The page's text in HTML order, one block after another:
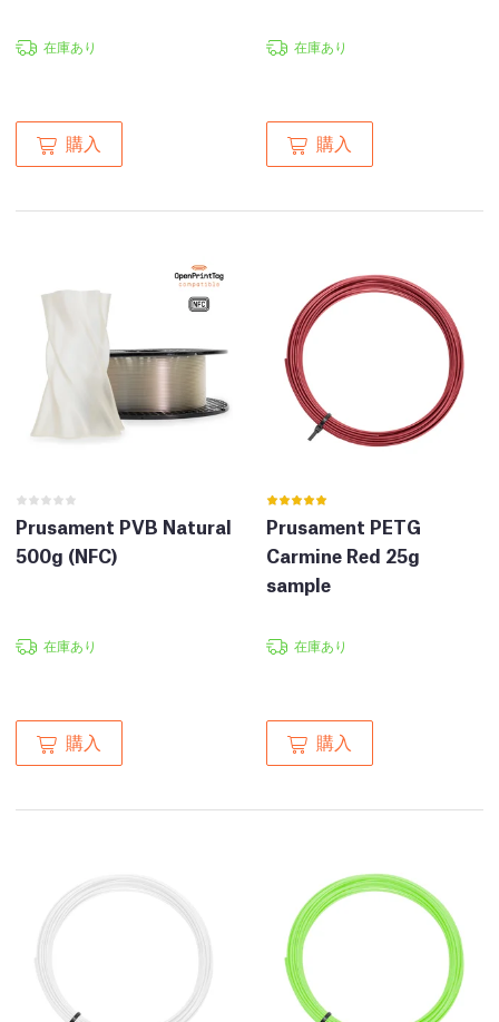
在庫あり
購入
在庫あり
購入
Prusament PVB Natural
500g (NFC)
在庫あり
購入
Prusament PETG
Carmine Red 25g
sample
在庫あり
購入